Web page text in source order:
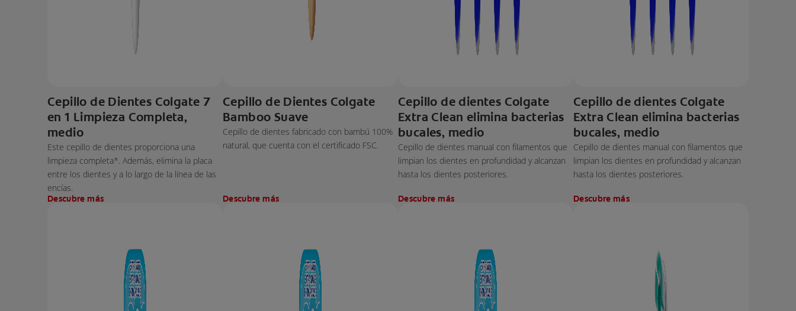
Cepillo de Dientes Colgate 7
en 1 Limpieza Completa,
medio
Este cepillo de dientes proporciona una
limpieza completa*. Además, elimina la placa
entre los dientes y a lo largo de la línea de las
encías.
Descubre más
Cepillo de Dientes Colgate
Bamboo Suave
Cepillo de dientes fabricado con bambú 100%
natural, que cuenta con el certificado FSC.
Descubre más
Cepillo de dientes Colgate
Extra Clean elimina bacterias
bucales, medio
Cepillo de dientes manual con filamentos que
limpian los dientes en profundidad y alcanzan
hasta los dientes posteriores.
Descubre más
Cepillo de dientes Colgate
Extra Clean elimina bacterias
bucales, medio
Cepillo de dientes manual con filamentos que
limpian los dientes en profundidad y alcanzan
hasta los dientes posteriores.
Descubre más